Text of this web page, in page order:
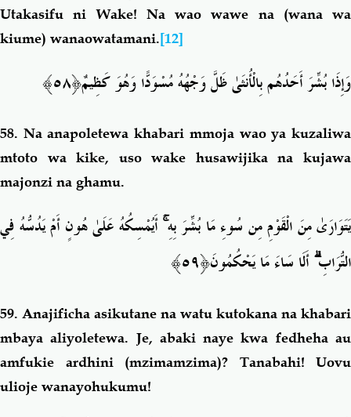
Utakasifu ni Wake! Na wao wawe na (wana wa
kiume) wanaowatamani.[12]
وَإِذَا بُشِّرَ أَحَدُهُم بِالْأُنثَىٰ ظَلَّ وَجْهُهُ مُسْوَدًّا وَهُوَ كَظِيمٌ﴿٥٨﴾
58. Na anapoletewa khabari mmoja wao ya kuzaliwa
mtoto wa kike, uso wake husawijika na kujawa
majonzi na ghamu.
يَتَوَارَىٰ مِنَ الْقَوْمِ مِن سُوءِ مَا بُشِّرَ بِهِ ۚ أَيُمْسِكُهُ عَلَىٰ هُونٍ أَمْ يَدُسُّهُ فِي
التُّرَابِ ۗ أَلَا سَاءَ مَا يَحْكُمُونَ﴿٥٩﴾
59. Anajificha asikutane na watu kutokana na khabari
mbaya aliyoletewa. Je, abaki naye kwa fedheha au
amfukie ardhini (mzimamzima)? Tanabahi! Uovu
ulioje wanayohukumu!